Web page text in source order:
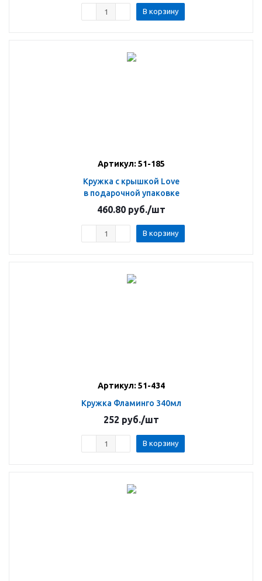
В корзину
Артикул: 51-185
Кружка с крышкой Love
в подарочной упаковке
460.80 руб./шт
В корзину
Артикул: 51-434
Кружка Фламинго 340мл
252 руб./шт
В корзину